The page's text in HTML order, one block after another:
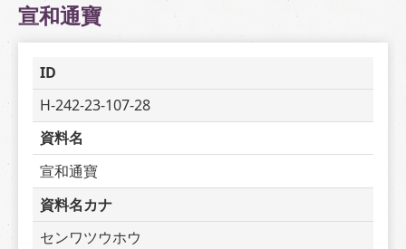
宣和通寶
ID
H-242-23-107-28
資料名
宣和通寶
資料名カナ
センワツウホウ